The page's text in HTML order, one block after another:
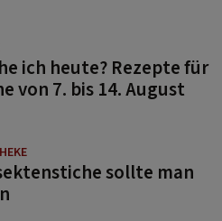
ich heute? Rezepte für
von 7. bis 14. August
sollte man